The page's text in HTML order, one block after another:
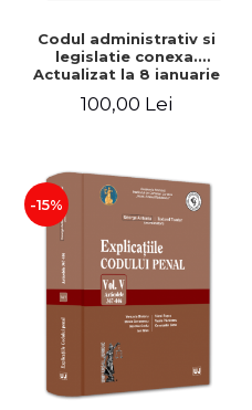
Codul administrativ si
legislatie conexa.
Actualizat la 8 ianuarie
Podaru
100,00 Lei
-15%